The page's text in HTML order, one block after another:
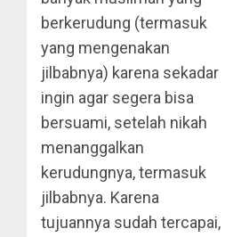
berkerudung (termasuk
yang mengenakan
jilbabnya) karena sekadar
ingin agar segera bisa
bersuami, setelah nikah
menanggalkan
kerudungnya, termasuk
jilbabnya. Karena
tujuannya sudah tercapai,